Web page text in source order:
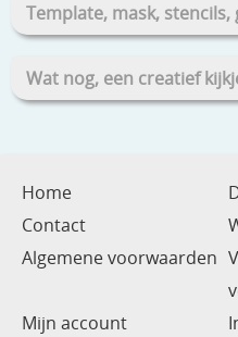
Template, mask, stencils,
Wat nog, een creatief
Home
Contact
Algemene voorwaarden
Mijn account